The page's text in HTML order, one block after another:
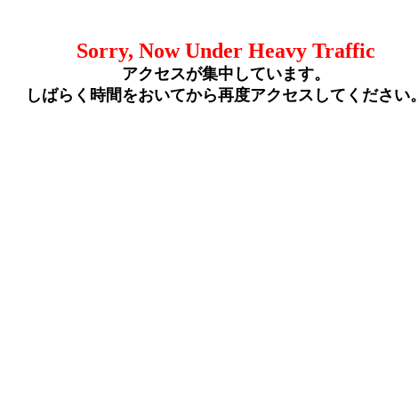
Sorry, Now Under Heavy Traffic
アクセスが集中しています。
しばらく時間をおいてから再度アクセスしてください。